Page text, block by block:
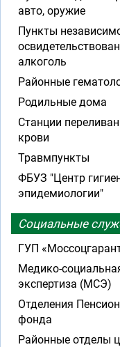
авто, оружие
Пункты
алкоголь
Районные
Родильные дома
Станции
крови
Травмпункты
ФБУЗ "Центр
эпидемиологии"
Социальные
ГУП
Медико-
экспертиза (МСЭ)
Отделения
фонда
Районные отделы